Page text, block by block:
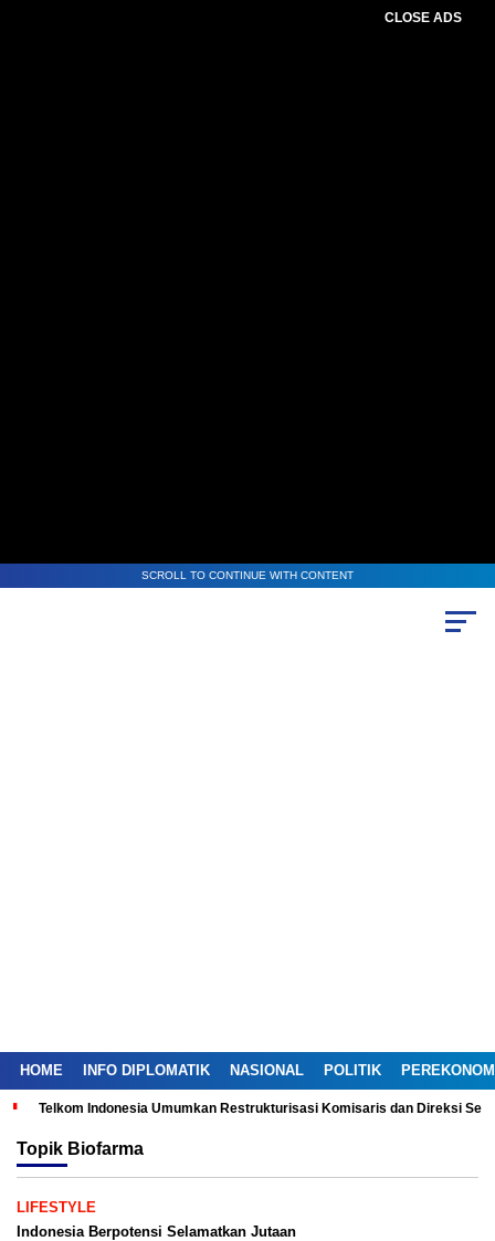
CLOSE ADS
SCROLL TO CONTINUE WITH CONTENT
HOME INFO DIPLOMATIK NASIONAL POLITIK
Telkom Indonesia Umumkan Restrukturisasi Komisaris dan Direksi
Topik Biofarma
LIFESTYLE
Indonesia Berpotensi Selamatkan Jutaan